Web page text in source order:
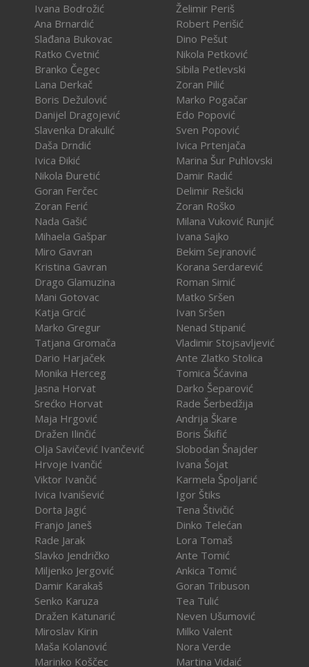
Ivana Bodrožić
Ana Brnardić
Slađana Bukovac
Ratko Cvetnić
Branko Čegec
Lana Derkač
Boris Dežulović
Danijel Dragojević
Slavenka Drakulić
Daša Drndić
Ivica Đikić
Nikola Đuretić
Goran Ferčec
Zoran Ferić
Nada Gašić
Mihaela Gašpar
Miro Gavran
Kristina Gavran
Drago Glamuzina
Mani Gotovac
Katja Grcić
Marko Gregur
Tatjana Gromača
Dario Harjaček
Monika Herceg
Jasna Horvat
Srećko Horvat
Maja Hrgović
Dražen Ilinčić
Olja Savičević Ivančević
Hrvoje Ivančić
Viktor Ivančić
Ivica Ivanišević
Dorta Jagić
Franjo Janeš
Rade Jarak
Slavko Jendričko
Miljenko Jergović
Damir Karakaš
Senko Karuza
Dražen Katunarić
Miroslav Kirin
Maša Kolanović
Marinko Koščec
Želimir Periš
Robert Perišić
Dino Pešut
Nikola Petković
Sibila Petlevski
Zoran Pilić
Marko Pogačar
Edo Popović
Sven Popović
Ivica Prtenjača
Marina Šur Puhlovski
Damir Radić
Delimir Rešicki
Zoran Roško
Milana Vuković Runjić
Ivana Sajko
Bekim Sejranović
Korana Serdarević
Roman Simić
Matko Sršen
Ivan Sršen
Nenad Stipanić
Vladimir Stojsavljević
Ante Zlatko Stolica
Tomica Šćavina
Darko Šeparović
Rade Šerbedžija
Andrija Škare
Boris Škifić
Slobodan Šnajder
Ivana Šojat
Karmela Špoljarić
Igor Štiks
Tena Štivičić
Dinko Telećan
Lora Tomaš
Ante Tomić
Ankica Tomić
Goran Tribuson
Tea Tulić
Neven Ušumović
Milko Valent
Nora Verde
Martina Vidaić